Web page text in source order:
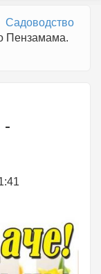
Садоводство
Пензамама.
-